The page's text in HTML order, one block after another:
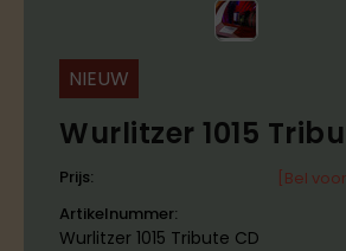
NIEUW
Wurlitzer 1015
Prijs:
[Bel
Artikelnummer:
Wurlitzer 1015 Tribute CD